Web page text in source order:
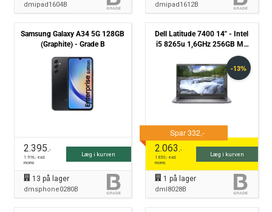
dmipad1604B dmipad1612B
Samsung Galaxy A34 5G 128GB
(Graphite) - Grade B
2.395,-
1.916,- excl.
moms
Læg i kurven
13 på lager
dmsphone0280B
Dell Latitude 7400 14" - Intel
i5 8265u 1,6GHz 256GB M2
2.063,-
1.650,- excl.
moms
Læg i kurven
1 på lager
dml8028B